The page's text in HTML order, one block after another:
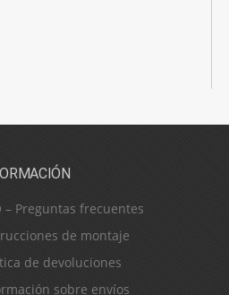
– Preguntas frecuentes
de montaje
de devoluciones
sobre envíos